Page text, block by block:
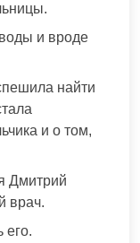
и вроде
найти
и о том,
Дмитрий
врач.
его.